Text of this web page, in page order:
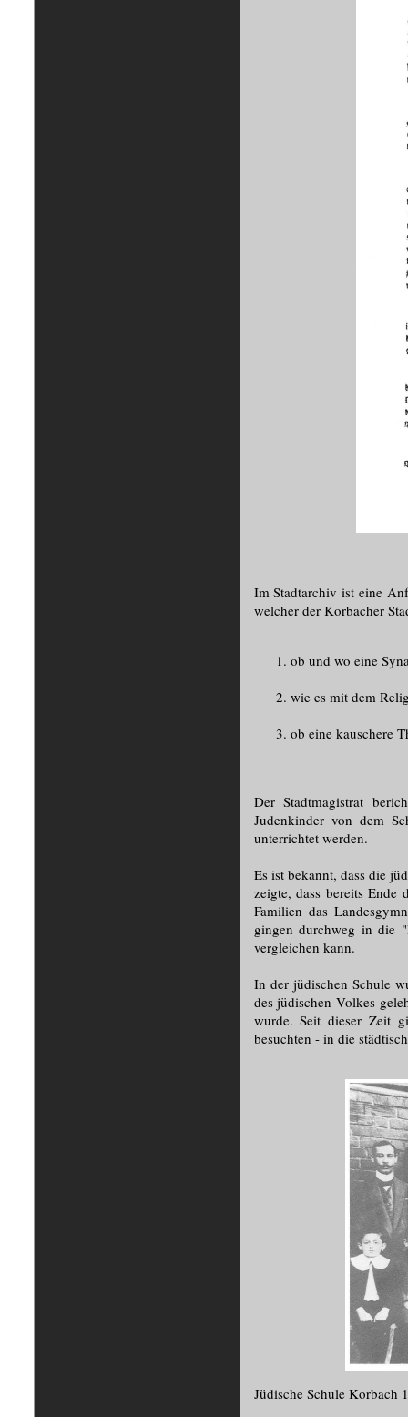
Im Stadtarchiv ist eine
welcher der Korbacher
ob und wo eine
wie es mit dem
ob eine kauschere
Der Stadtmagistrat
Judenkinder von dem
unterrichtet werden.
Es ist bekannt, dass die
zeigte, dass bereits Ende
Familien das
gingen durchweg in die
vergleichen kann.
In der jüdischen Schule
des jüdischen Volkes
wurde. Seit dieser Zeit
besuchten - in die
Jüdische Schule Korbach